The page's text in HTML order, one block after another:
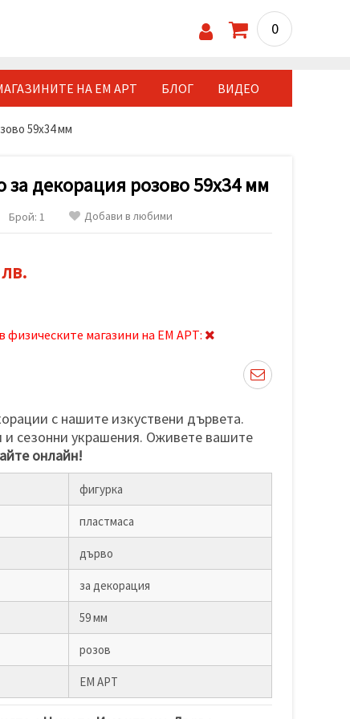
0
НА ЕМ АРТ БЛОГ ВИДЕО
59x34 мм
за декорация розово 59x34 мм
Брой: 1 Добави в любими
физическите магазини на ЕМ АРТ:
с нашите изкуствени дървета.
и сезонни украшения. Оживете вашите
онлайн!
фигурка
пластмаса
дърво
за декорация
59 мм
розов
ЕМ АРТ